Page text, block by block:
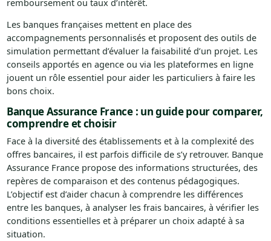
Les banques françaises mettent en place des
accompagnements personnalisés et proposent des outils de
simulation permettant d’évaluer la faisabilité d’un projet. Les
conseils apportés en agence ou via les plateformes en ligne
jouent un rôle essentiel pour aider les particuliers à faire les
bons choix.
Banque Assurance France : un guide pour comparer,
comprendre et choisir
Face à la diversité des établissements et à la complexité des
offres bancaires, il est parfois difficile de s’y retrouver. Banque
Assurance France propose des informations structurées, des
repères de comparaison et des contenus pédagogiques.
L’objectif est d’aider chacun à comprendre les différences
entre les banques, à analyser les frais bancaires, à vérifier les
conditions essentielles et à préparer un choix adapté à sa
situation.